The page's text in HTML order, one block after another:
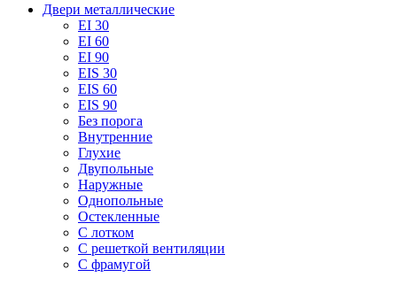
Двери металлические
EI 30
EI 60
EI 90
EIS 30
EIS 60
EIS 90
Без порога
Внутренние
Глухие
Двупольные
Наружные
Однопольные
Остекленные
С лотком
С решеткой вентиляции
С фрамугой